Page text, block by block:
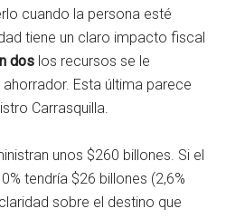
cuando la persona esté
tiene un claro impacto fiscal
dos los recursos se le
Esta última parece
Carrasquilla.
unos $260 billones. Si el
tendría $26 billones (2,6%
sobre el destino que